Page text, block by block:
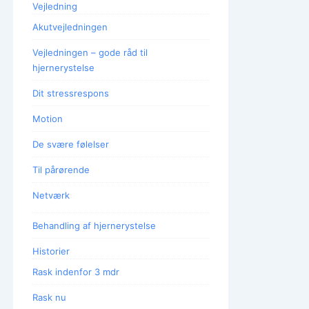
Vejledning
Akutvejledningen
Vejledningen – gode råd til
hjernerystelse
Dit stressrespons
Motion
De svære følelser
Til pårørende
Netværk
Behandling af hjernerystelse
Historier
Rask indenfor 3 mdr
Rask nu